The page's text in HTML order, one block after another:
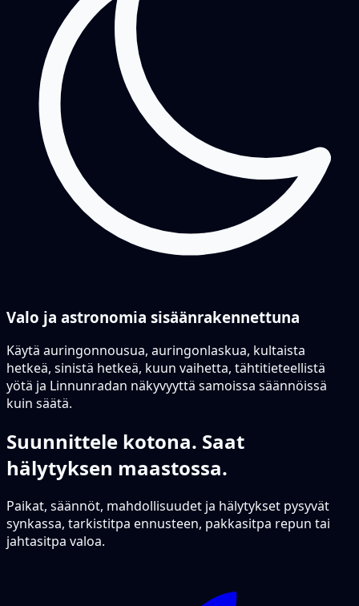
Valo ja astronomia sisäänrakennettuna
Käytä auringonnousua, auringonlaskua, kultaista
hetkeä, sinistä hetkeä, kuun vaihetta, tähtitieteellistä
yötä ja Linnunradan näkyvyyttä samoissa säännöissä
kuin säätä.
Suunnittele kotona. Saat
hälytyksen maastossa.
Paikat, säännöt, mahdollisuudet ja hälytykset pysyvät
synkassa, tarkistitpa ennusteen, pakkasitpa repun tai
jahtasitpa valoa.